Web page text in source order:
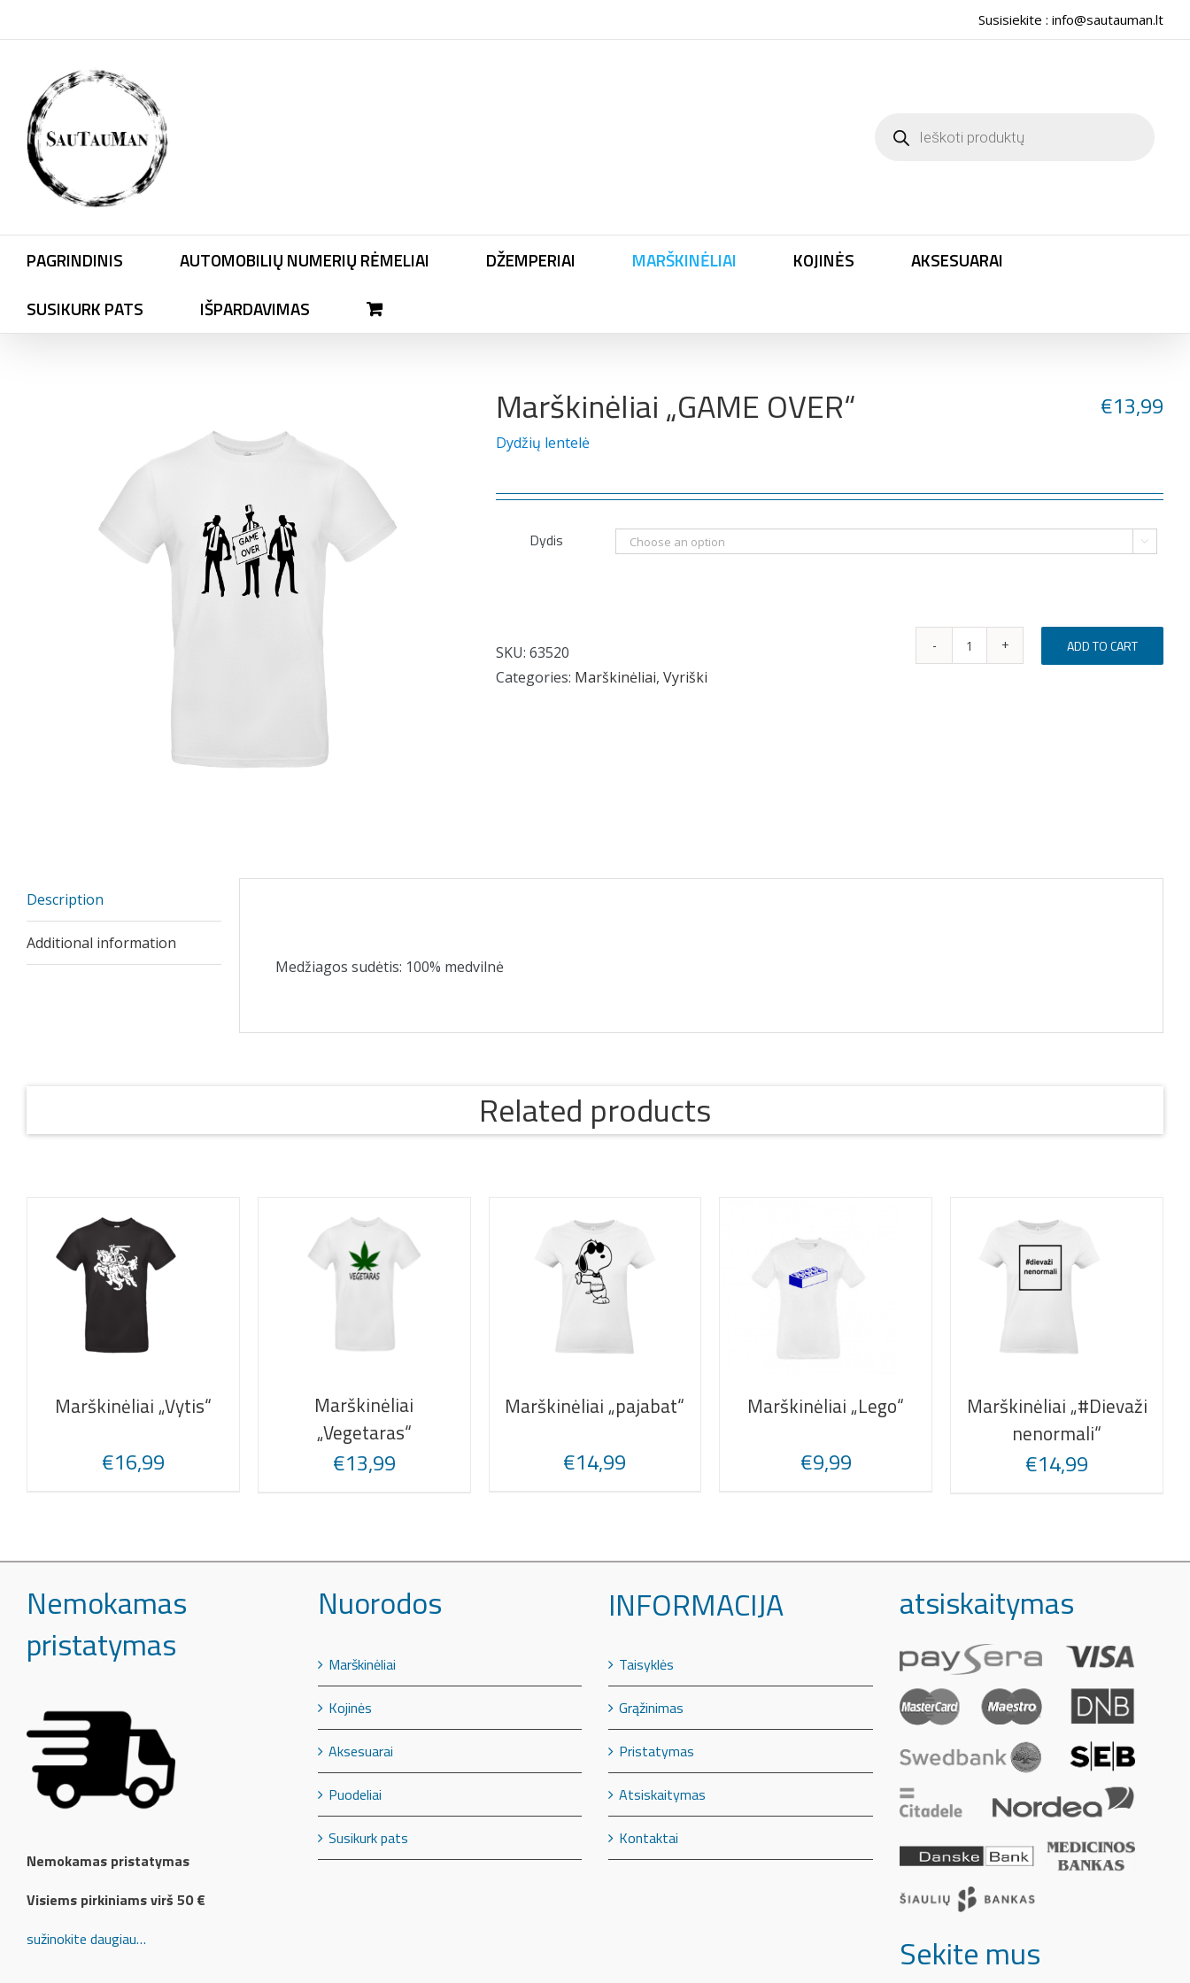
to
Susisiekite : info@sautauman.lt
search
PAGRINDINIS AUTOMOBILIŲ NUMERIŲ RĖMELIAI DŽEMPERIAI MARŠKINĖLIAI KOJINĖS
AKSESUARAI
SUSIKURK PATS
IŠPARDAVIMAS
Marškinėliai „GAME OVER“ €13,99
Dydžių lentelė
Dydis 
Marškinėliai
ADD TO CART
SKU: 63520
Categories: Marškinėliai, Vyriški
Description
Additional information
Medžiagos sudėtis: 100% medvilnė
Related products
Marškinėliai „Vytis“
€16,99
Marškinėliai
„Vegetaras“
€13,99
Marškinėliai „pajabat“
€14,99
Marškinėliai „Lego“
€9,99
Marškinėliai „#Dievaži
nenormali“
€14,99
Nemokamas
pristatymas
Nemokamas pristatymas
Visiems pirkiniams virš 50 €
sužinokite daugiau…
Nuorodos
Marškinėliai
Kojinės
Aksesuarai
Puodeliai
Susikurk pats
INFORMACIJA
Taisyklės
Grąžinimas
Pristatymas
Atsiskaitymas
Kontaktai
atsiskaitymas
Sekite mus